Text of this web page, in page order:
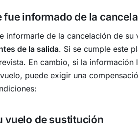
fue informado de la
informarle de la cancelación de
de la salida. Si se cumple este
En cambio, si la información
puede exigir una
vuelo de sustitución